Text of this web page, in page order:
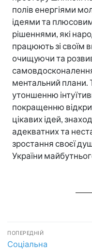
полів енергіями
ідеями та
рішеннями, які
працюють зі своїм
очищуючи та
ментальний плани.
утоншенню
покращенню
цікавих ідей,
адекватних та
зростання своєї
України
ПОПЕРЕДНІЙ
Соціальна